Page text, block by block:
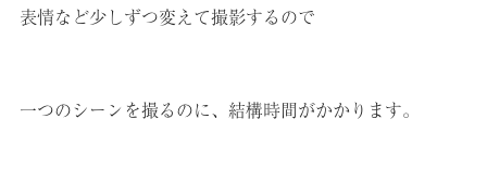
表情など少しずつ変えて撮影するので
一つのシーンを撮るのに、結構時間がかかります。